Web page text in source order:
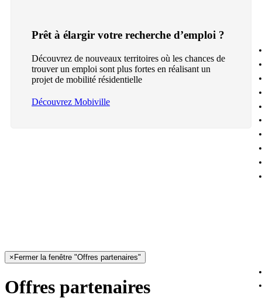
Prêt à élargir votre recherche d’emploi ?
Découvrez de nouveaux territoires où les chances de
trouver un emploi sont plus fortes en réalisant un
projet de mobilité résidentielle
Découvrez Mobiville
× Fermer la fenêtre "Offres partenaires"
Offres partenaires